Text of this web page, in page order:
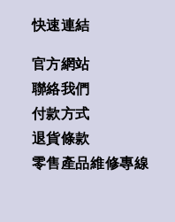
快速連結
官方網站
聯絡我們
付款方式
退貨條款
零售產品維修專線